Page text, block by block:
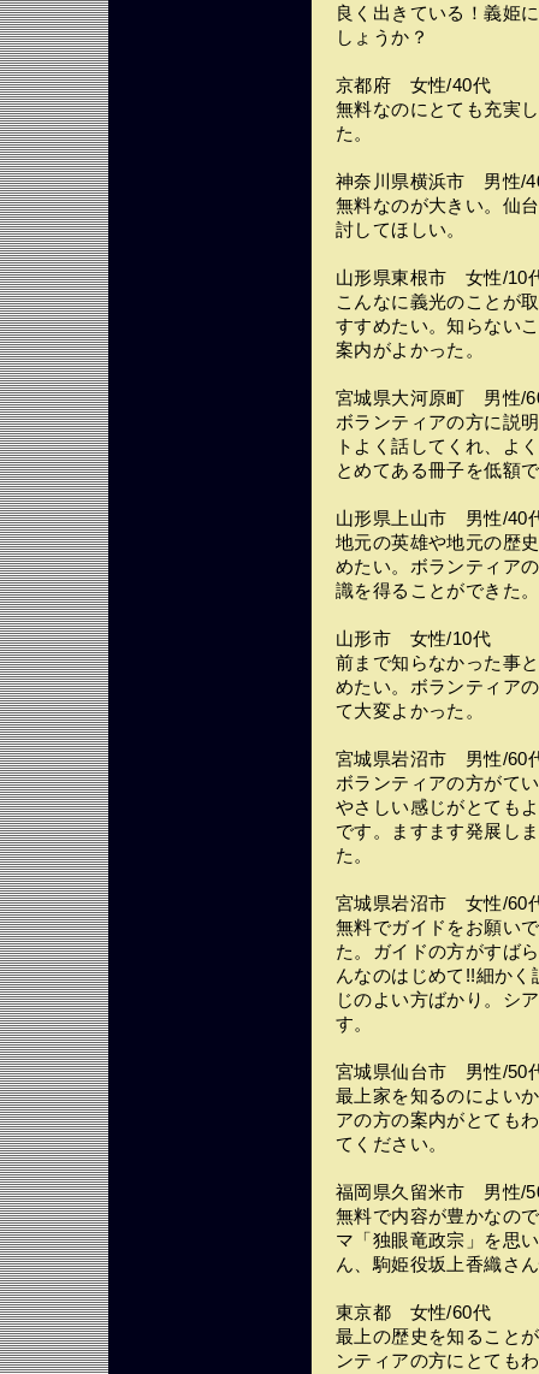
良く出きている！義姫
しょうか？
京都府 女性/40代
無料なのにとても充実
た。
神奈川県横浜市 男性/
無料なのが大きい。仙
討してほしい。
山形県東根市 女性/10
こんなに義光のことが
すすめたい。知らない
案内がよかった。
宮城県大河原町 男性/
ボランティアの方に説
トよく話してくれ、よ
とめてある冊子を低
山形県上山市 男性/40
地元の英雄や地元の歴
めたい。ボランティア
識を得ることができた。
山形市 女性/10代
前まで知らなかった事
めたい。ボランティア
て大変よかった。
宮城県岩沼市 男性/60
ボランティアの方がて
やさしい感じがとても
です。ますます発展し
た。
宮城県岩沼市 女性/60
無料でガイドをお願い
た。ガイドの方がすば
んなのはじめて!!細か
じのよい方ばかり。シ
す。
宮城県仙台市 男性/50
最上家を知るのによい
アの方の案内がとても
てください。
福岡県久留米市 男性/
無料で内容が豊かなの
マ「独眼竜政宗」を思
ん、駒姫役坂上香織さ
東京都 女性/60代
最上の歴史を知ること
ンティアの方にとても